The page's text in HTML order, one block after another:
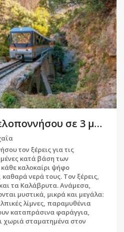
Ο βορράς της Πελοποννήσου σε 3 μέρες και 10 στάσεις
τον ξέρεις για τις
κατά βάση των
καλοκαίρι ψήφο
νερά τους. Τον ξέρεις,
τα Καλάβρυτα. Ανάμεσα,
μυστικά, μικρά και μεγάλα:
λίμνες, παραμυθένια
καταπράσινα φαράγγια,
χωριά σταματημένα στον